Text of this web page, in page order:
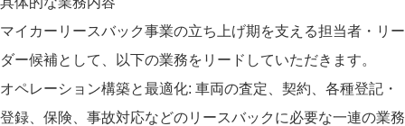
マイカーリースバック事業の立ち上げ期を支える担当者・リー
ダー候補として、以下の業務をリードしていただきます。
オペレーション構築と最適化: 車両の査定、契約、各種登記・
登録、保険、事故対応などのリースバックに必要な一連の業務